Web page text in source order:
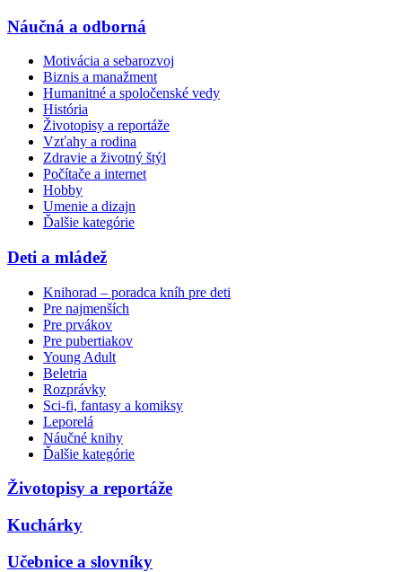
Náučná a odborná
Motivácia a sebarozvoj
Biznis a manažment
Humanitné a spoločenské vedy
História
Životopisy a reportáže
Vzťahy a rodina
Zdravie a životný štýl
Počítače a internet
Hobby
Umenie a dizajn
Ďalšie kategórie
Deti a mládež
Knihorad – poradca kníh pre deti
Pre najmenších
Pre prvákov
Pre pubertiakov
Young Adult
Beletria
Rozprávky
Sci-fi, fantasy a komiksy
Leporelá
Náučné knihy
Ďalšie kategórie
Životopisy a reportáže
Kuchárky
Učebnice a slovníky